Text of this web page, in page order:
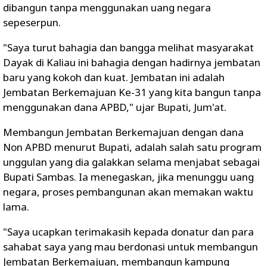
dibangun tanpa menggunakan uang negara
sepeserpun.
"Saya turut bahagia dan bangga melihat masyarakat
Dayak di Kaliau ini bahagia dengan hadirnya jembatan
baru yang kokoh dan kuat. Jembatan ini adalah
Jembatan Berkemajuan Ke-31 yang kita bangun tanpa
menggunakan dana APBD," ujar Bupati, Jum'at.
Membangun Jembatan Berkemajuan dengan dana
Non APBD menurut Bupati, adalah salah satu program
unggulan yang dia galakkan selama menjabat sebagai
Bupati Sambas. Ia menegaskan, jika menunggu uang
negara, proses pembangunan akan memakan waktu
lama.
"Saya ucapkan terimakasih kepada donatur dan para
sahabat saya yang mau berdonasi untuk membangun
Jembatan Berkemajuan, membangun kampung